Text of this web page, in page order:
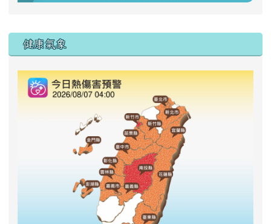
右邊區域內容
健康氣象